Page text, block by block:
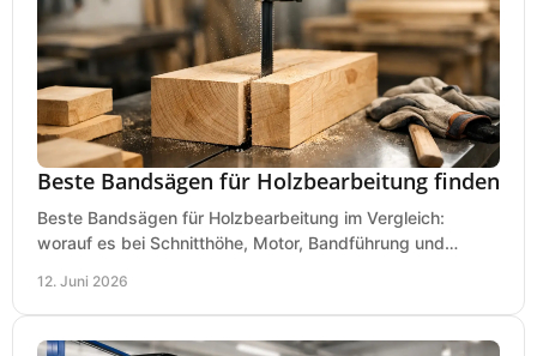
Beste Bandsägen für Holzbearbeitung finden
Beste Bandsägen für Holzbearbeitung im Vergleich:
worauf es bei Schnitthöhe, Motor, Bandführung und
12. Juni 2026